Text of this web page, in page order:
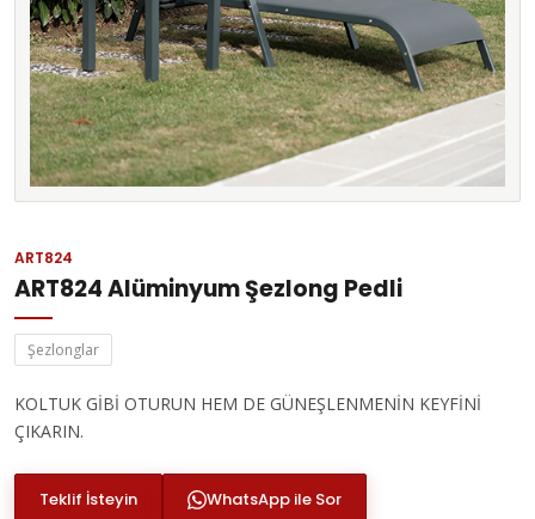
ART824
ART824 Alüminyum Şezlong Pedli
Şezlonglar
KOLTUK GİBİ OTURUN HEM DE GÜNEŞLENMENİN KEYFİNİ
ÇIKARIN.
Teklif İsteyin WhatsApp ile Sor